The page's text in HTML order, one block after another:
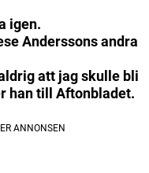
igen.
Anderssons andra
att jag skulle bli
han till Aftonbladet.